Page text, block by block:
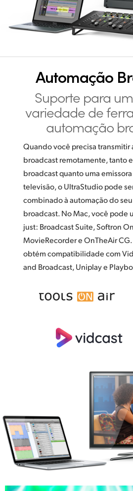
Automação
Suporte para
variedadede
automação
Quando você precisa transmitir
broadcast remotamente, tanto
broadcast quanto uma
televisão, o UltraStudio pode
combinado à automação do
broadcast. No Mac, você pode
just: Broadcast Suite, Softron
MovieRecorder e OnTheAir
obtémcompatibilidade com
and Broadcast, Uniplay e